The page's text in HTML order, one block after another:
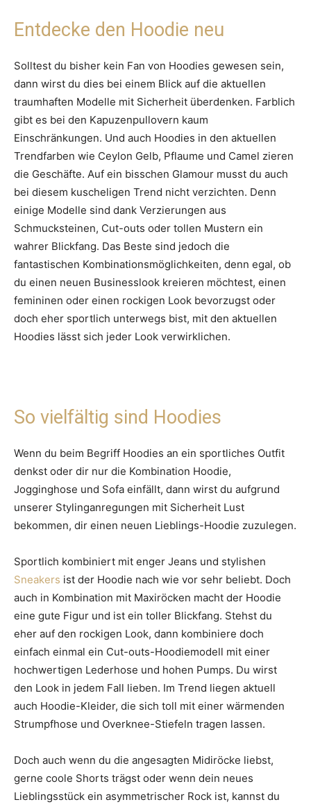
Entdecke den Hoodie neu
Solltest du bisher kein Fan von Hoodies gewesen sein,
dann wirst du dies bei einem Blick auf die aktuellen
traumhaften Modelle mit Sicherheit überdenken. Farblich
gibt es bei den Kapuzenpullovern kaum
Einschränkungen. Und auch Hoodies in den aktuellen
Trendfarben wie Ceylon Gelb, Pflaume und Camel zieren
die Geschäfte. Auf ein bisschen Glamour musst du auch
bei diesem kuscheligen Trend nicht verzichten. Denn
einige Modelle sind dank Verzierungen aus
Schmucksteinen, Cut-outs oder tollen Mustern ein
wahrer Blickfang. Das Beste sind jedoch die
fantastischen Kombinationsmöglichkeiten, denn egal, ob
du einen neuen Businesslook kreieren möchtest, einen
femininen oder einen rockigen Look bevorzugst oder
doch eher sportlich unterwegs bist, mit den aktuellen
Hoodies lässt sich jeder Look verwirklichen.
So vielfältig sind Hoodies
Wenn du beim Begriff Hoodies an ein sportliches Outfit
denkst oder dir nur die Kombination Hoodie,
Jogginghose und Sofa einfällt, dann wirst du aufgrund
unserer Stylinganregungen mit Sicherheit Lust
bekommen, dir einen neuen Lieblings-Hoodie zuzulegen.
Sportlich kombiniert mit enger Jeans und stylishen
Sneakers ist der Hoodie nach wie vor sehr beliebt. Doch
auch in Kombination mit Maxiröcken macht der Hoodie
eine gute Figur und ist ein toller Blickfang. Stehst du
eher auf den rockigen Look, dann kombiniere doch
einfach einmal ein Cut-outs-Hoodiemodell mit einer
hochwertigen Lederhose und hohen Pumps. Du wirst
den Look in jedem Fall lieben. Im Trend liegen aktuell
auch Hoodie-Kleider, die sich toll mit einer wärmenden
Strumpfhose und Overknee-Stiefeln tragen lassen.
Doch auch wenn du die angesagten Midiröcke liebst,
gerne coole Shorts trägst oder wenn dein neues
Lieblingsstück ein asymmetrischer Rock ist, kannst du